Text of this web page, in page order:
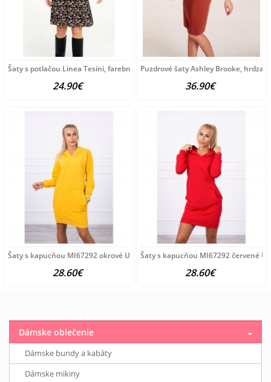
Šaty s potlačou Linea Tesini, farebné
24.90€
Puzdrové šaty Ashley Brooke,
36.90€
Šaty s kapucňou MI67292 okrové Univerzálna Okrová
28.60€
Šaty s kapucňou MI67292 červené
28.60€
Dámske oblečenie
Dámske bundy a kabáty
Dámske mikiny